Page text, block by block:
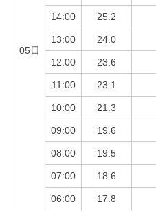
05日
14:00 25.2
13:00 24.0
12:00 23.6
11:00 23.1
10:00 21.3
09:00 19.6
08:00 19.5
07:00 18.6
06:00 17.8